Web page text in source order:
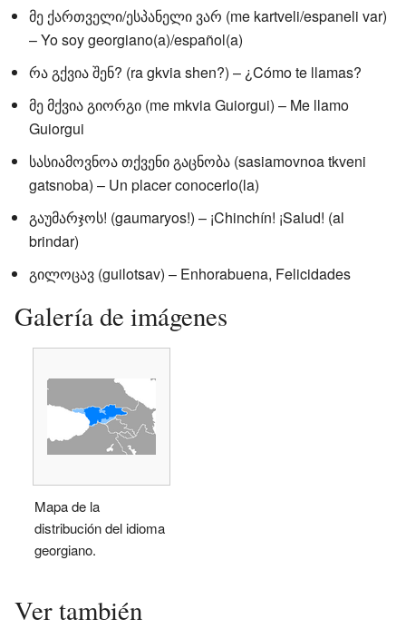
მე ქართველი/ესპანელი ვარ (me kartveli/espaneli var)
– Yo soy georgiano(a)/español(a)
რა გქვია შენ? (ra gkvia shen?) – ¿Cómo te llamas?
მე მქვია გიორგი (me mkvia Guiorgui) – Me llamo
Guiorgui
სასიამოვნოა თქვენი გაცნობა (sasiamovnoa tkveni
gatsnoba) – Un placer conocerlo(la)
გაუმარჯოს! (gaumaryos!) – ¡Chinchín! ¡Salud! (al
brindar)
გილოცავ (guilotsav) – Enhorabuena, Felicidades
Galería de imágenes
Mapa de la
distribución del idioma
georgiano.
Ver también